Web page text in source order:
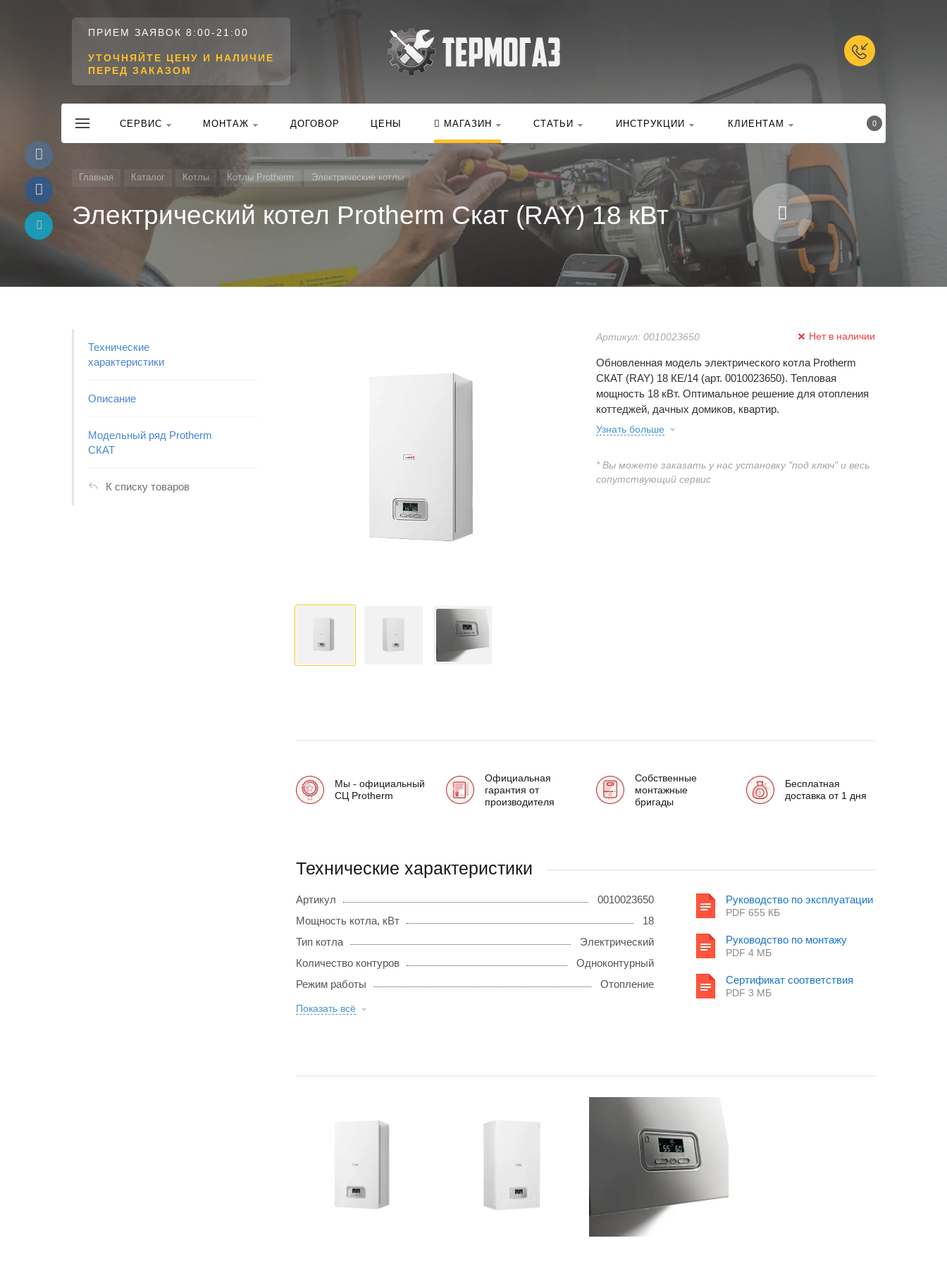
ПРИЕМ ЗАЯВОК 8:00-21:00
УТОЧНЯЙТЕ ЦЕНУ И НАЛИЧИЕ
ПЕРЕД ЗАКАЗОМ
CЕРВИС МОНТАЖ ДОГОВОР ЦЕНЫ МАГАЗИН СТАТЬИ ИНСТРУКЦИИ КЛИЕНТАМ 0
Главная Каталог Котлы Котлы Protherm Электрические котлы
Электрический котел Protherm Скат (RAY) 18 кВт
Технические
характеристики
Описание
Модельный ряд Protherm
СКАТ
К списку товаров
Артикул: 0010023650 Нет в наличии
Обновленная модель электрического котла Protherm
СКАТ (RAY) 18 КE/14 (арт. 0010023650). Тепловая
мощность 18 кВт. Оптимальное решение для отопления
коттеджей, дачных домиков, квартир.
Узнать больше
* Вы можете заказать у нас установку "под ключ" и весь
сопутствующий сервис
Мы - официальный
СЦ Protherm
Официальная
гарантия от
производителя
Собственные
монтажные
бригады
Бесплатная
доставка от 1 дня
Технические характеристики
Артикул
0010023650
Мощность котла, кВт
18
Тип котла
Электрический
Количество контуров
Одноконтурный
Режим работы
Отопление
Показать всё
Руководство по эксплуатации
PDF 655 КБ
Руководство по монтажу
PDF 4 MБ
Сертификат соответствия
PDF 3 MБ